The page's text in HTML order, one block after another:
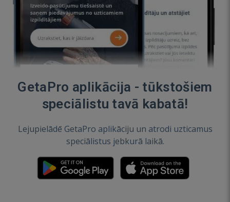
GetaPro aplikācija - tūkstošiem
speciālistu tavā kabatā!
Lejupielādē GetaPro aplikāciju un atrodi uzticamus
speciālistus jebkurā laikā.